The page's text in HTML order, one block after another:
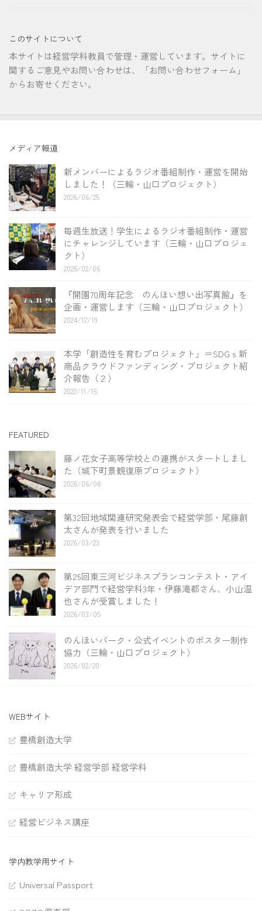
このサイトについて
本サイトは経営学科教員で管理・運営しています。サイトに
関するご意見やお問い合わせは、「お問い合わせフォーム」
からお寄せください。
メディア報道
新メンバーによるラジオ番組制作・運営を開始
しました！（三輪・山口プロジェクト）
2026/06/25
毎週生放送！学生によるラジオ番組制作・運営
にチャレンジしています（三輪・山口プロジェ
クト）
2025/02/06
『開園70周年記念 のんほい想い出写真館』を
企画・運営します（三輪・山口プロジェクト）
2024/12/19
本学「創造性を育むプロジェクト」＝SDGｓ新
商品クラウドファンディング・プロジェクト紹
介報告（２）
2022/11/15
FEATURED
藤ノ花女子高等学校との連携がスタートしまし
た（城下町景観復原プロジェクト）
2026/06/08
第32回地域関連研究発表会で経営学部・尾藤創
太さんが発表を行いました
2026/03/23
第25回東三河ビジネスプランコンテスト・アイ
デア部門で経営学科3年・伊藤滝都さん、小山温
也さんが受賞しました！
2026/03/05
のんほいパーク・公式イベントのポスター制作
協力（三輪・山口プロジェクト）
2026/02/20
WEBサイト
豊橋創造大学
豊橋創造大学 経営学部 経営学科
キャリア形成
経営ビジネス講座
学内教学用サイト
Universal Passport